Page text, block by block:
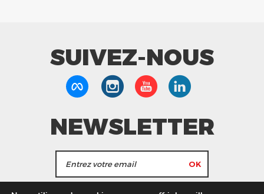
SUIVEZ-NOUS
NEWSLETTER
J'accepte de recevoir les actualités et les